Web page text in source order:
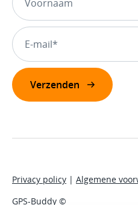
GPS-Buddy ©
Privacy policy | Algemene